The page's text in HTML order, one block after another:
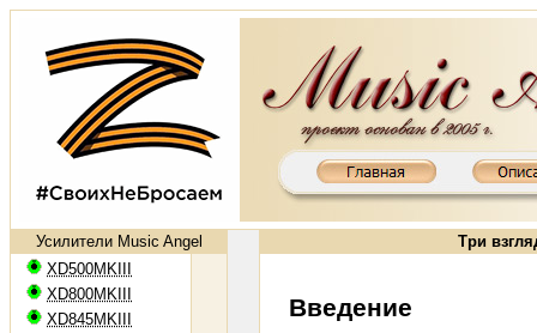
Усилители Music Angel
XD500MKIII
XD800MKIII
XD845MKIII
Три
Введение